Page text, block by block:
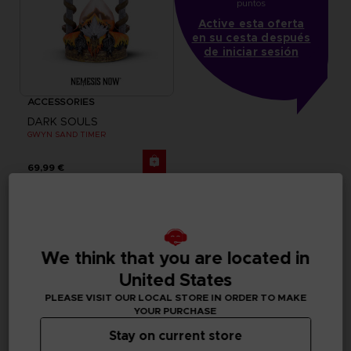
ACCESSORIES
DARK SOULS
GWYN SAND TIMER
69,99 €
puntos
Active esta oferta
en su cesta después
de iniciar sesión
We think that you are located in
United States
PLEASE VISIT OUR LOCAL STORE IN ORDER TO MAKE
YOUR PURCHASE
Stay on current store